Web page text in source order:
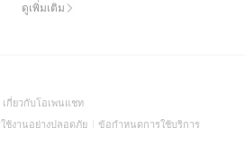
ดูเพิ่มเติม
เกี่ยวกับโอเพนแชท(Open
in
ช้งานอย่างปลอดภัย(Open
ข้อกำหนดการใช้บริการ(Open